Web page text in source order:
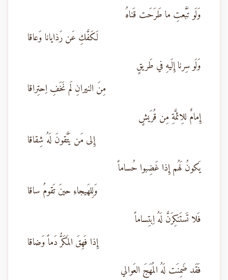
وَلَو تَبَّعتِ ما طَرَحَت قَناهُ
لَكَفَّكِ عَن رَذايانا وَعاقا
وَلَو سِرنا إِلَيهِ في طَريقٍ
مِنَ النيرانِ لَم نَخَفِ اِحتِراقا
إِمامٌ للِائمَّةِ مِن قُرَيشٍ
إِلى مَن يَتَّقونَ لَهُ شِقاقا
يَكونُ لَهُم إِذا غَضِبوا حُساماً
وَلِلهَيجاءِ حينَ تَقومُ ساقا
فَلا تَستَنكِرَنَّ لَهُ اِبتِساماً
إِذا فَهِقَ المَكَرُّ دَماً وَضاقا
فَقَد ضَمِنَت لَهُ المُهَجَ العَوالي